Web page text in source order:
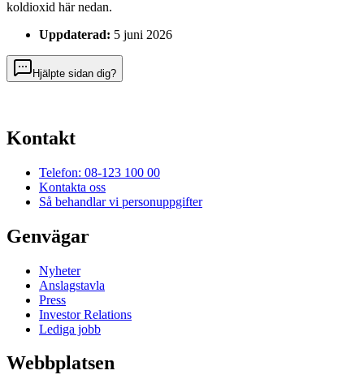
koldioxid här nedan.
Uppdaterad: 5 juni 2026
Hjälpte sidan dig?
Kontakt
Telefon: 08-123 100 00
Kontakta oss
Så behandlar vi personuppgifter
Genvägar
Nyheter
Anslagstavla
Press
Investor Relations
Lediga jobb
Webbplatsen